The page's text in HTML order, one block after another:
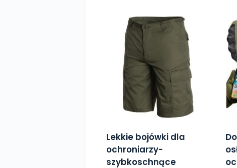
Lekkie bojówki dla
ochroniarzy-
szybkoschnące